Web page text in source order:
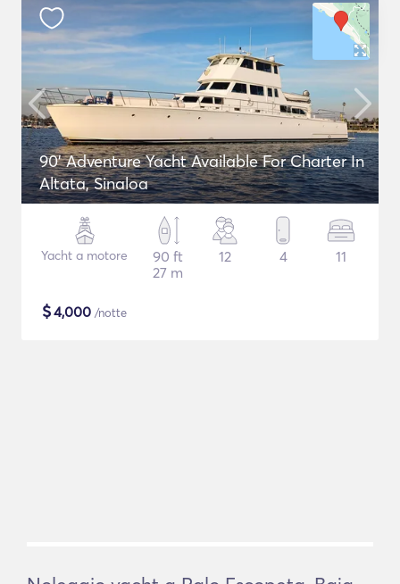
90' Adventure Yacht Available For Charter In
Altata, Sinaloa
Yacht a motore
90 ft
27 m
12 4 11
$4,000 /notte